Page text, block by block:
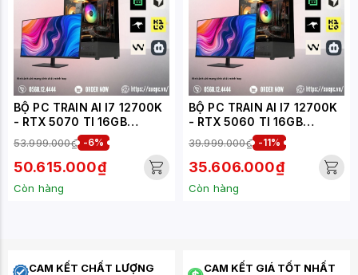
BỘ PC TRAIN AI I7 12700K
- RTX 5070 TI 16GB
(XUEPC067-TA)
53.999.000₫ -6%
50.615.000₫
Còn hàng
BỘ PC TRAIN AI I7 12700K
- RTX 5060 TI 16GB
(XUEPC065-TA)
39.999.000₫ -11%
35.606.000₫
Còn hàng
CAM KẾT CHẤT LƯỢNG CAM KẾT GIÁ TỐT NHẤT